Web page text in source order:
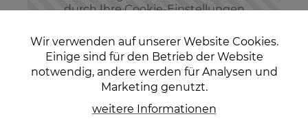
durch Ihre Cookie-Einstellungen
Möchten Sie die Einstellungen
ändern?
Einstellungen ändern
Wir verwenden auf unserer Website Cookies.
Einige sind für den Betrieb der Website
notwendig, andere werden für Analysen und
Marketing genutzt.
weitere Informationen